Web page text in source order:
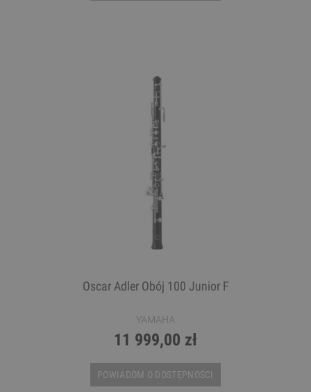
Oscar Adler Obój 100 Junior F
YAMAHA
11 999,00 zł
POWIADOM O DOSTĘPNOŚCI